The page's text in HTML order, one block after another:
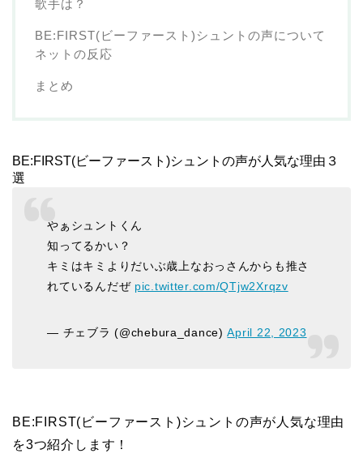
歌手は？
BE:FIRST(ビーファースト)シュントの声について
ネットの反応
まとめ
BE:FIRST(ビーファースト)シュントの声が人気な理由３
選
やぁシュントくん
知ってるかい？
キミはキミよりだいぶ歳上なおっさんからも推さ
れているんだぜ pic.twitter.com/QTjw2Xrqzv
— チェブラ (@chebura_dance)April 22, 2023
BE:FIRST(ビーファースト)シュントの声が人気な理由
を3つ紹介します！